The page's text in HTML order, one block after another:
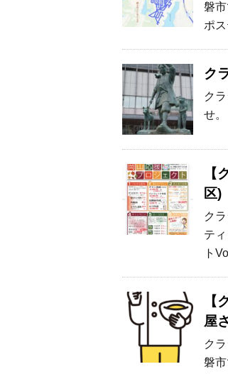
磐
ポ
ク
ク
せ。
【
区)
ク
テ
ト
【
屋
ク
磐